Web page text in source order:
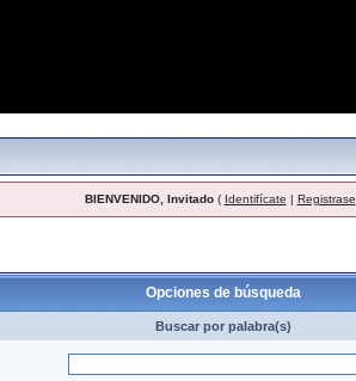
BIENVENIDO, Invitado( Identifícate | Registrase
Opciones de búsqueda
Buscar por palabra(s)